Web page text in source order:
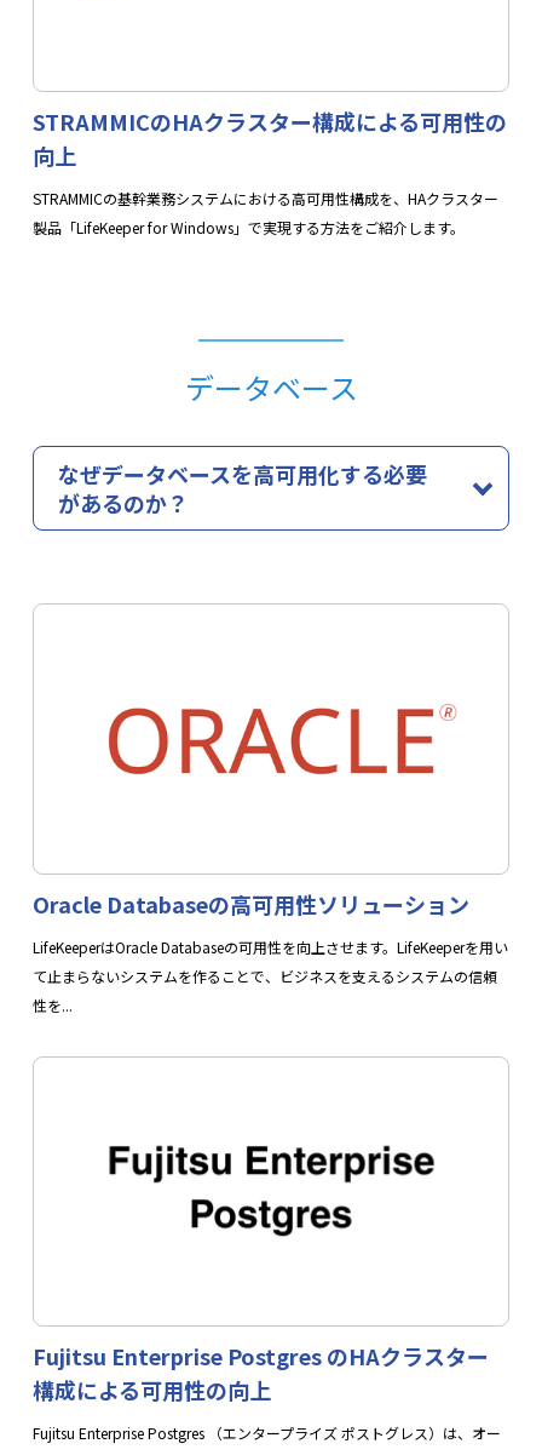
STRAMMICのHAクラスター構成による可用性の
向上
STRAMMICの基幹業務システムにおける高可用性構成を、HAクラスター
製品「LifeKeeper for Windows」で実現する方法をご紹介します。
データベース
なぜデータベースを高可用化する必要
があるのか？
な存在です。
また、復旧に時間がかかればかかるほどビジネスへの損
害も拡大します。
資料をダウンロード
Oracle Databaseの高可用性ソリューション
LifeKeeperはOracle Databaseの可用性を向上させます。LifeKeeperを用い
て止まらないシステムを作ることで、ビジネスを支えるシステムの信頼
性を...
Fujitsu Enterprise Postgres のHAクラスター
構成による可用性の向上
Fujitsu Enterprise Postgres （エンタープライズ ポストグレス）は、オー